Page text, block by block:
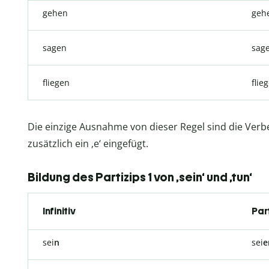
gehen
sagen
fliegen
Die einzige Ausnahme von dieser Regel sind die
zusätzlich ein ‚e‘ eingefügt.
Bildung des Partizips 1 von ‚sein‘ und ‚tun‘
Infinitiv
sein sei